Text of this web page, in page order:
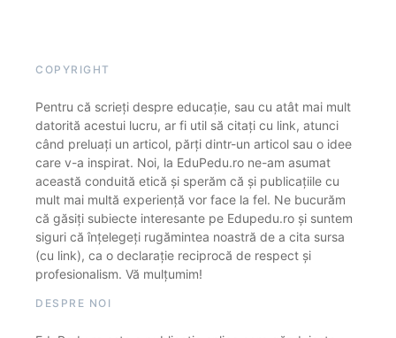
COPYRIGHT
Pentru că scrieți despre educație, sau cu atât mai mult
datorită acestui lucru, ar fi util să citați cu link, atunci
când preluați un articol, părți dintr-un articol sau o idee
care v-a inspirat. Noi, la EduPedu.ro ne-am asumat
această conduită etică și sperăm că și publicațiile cu
mult mai multă experiență vor face la fel. Ne bucurăm
că găsiți subiecte interesante pe Edupedu.ro și suntem
siguri că înțelegeți rugămintea noastră de a cita sursa
(cu link), ca o declarație reciprocă de respect și
profesionalism. Vă mulțumim!
DESPRE NOI